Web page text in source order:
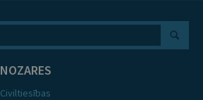
NOZARES
Civiltiesības